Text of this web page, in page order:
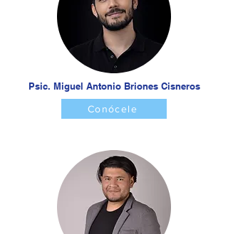
Psic. Miguel Antonio Briones Cisneros
Conócele